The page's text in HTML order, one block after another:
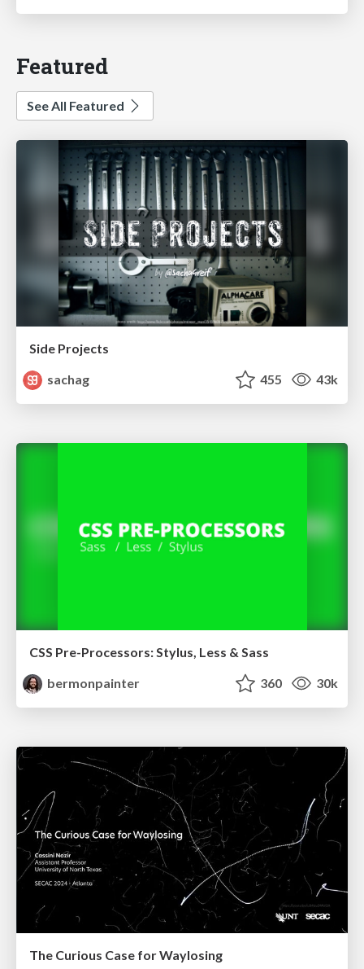
Featured
See All Featured
Side Projects
sachag
455 43k
CSS Pre-Processors: Stylus, Less & Sass
bermonpainter
360 30k
The Curious Case for Waylosing